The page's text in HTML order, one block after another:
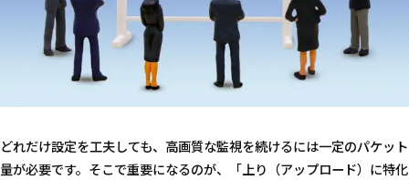
どれだけ設定を工夫しても、高画質な監視を続けるには一定のパケット
量が必要です。そこで重要になるのが、「上り（アップロード）に特化